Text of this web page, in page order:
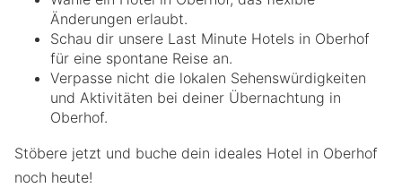
Änderungen erlaubt.
Schau dir unsere Last Minute Hotels in Oberhof
für eine spontane Reise an.
Verpasse nicht die lokalen Sehenswürdigkeiten
und Aktivitäten bei deiner Übernachtung in
Oberhof.
Stöbere jetzt und buche dein ideales Hotel in Oberhof
noch heute!